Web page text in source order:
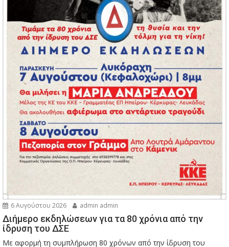
6 Αυγούστου 2026 admin admin
Διήμερο εκδηλώσεων για τα 80 χρόνια από την
ίδρυση του ΔΣΕ
Με αφορμή τη συμπλήρωση 80 χρόνων από την ίδρυση του